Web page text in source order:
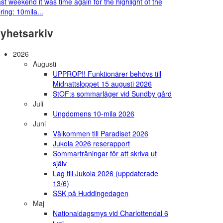
10mila...
2026
Augusti
UPPROP!! Funktionärer behövs till
Midnattsloppet 15 augusti 2026
StOF:s sommarläger vid Sundby gård
Juli
Ungdomens 10-mila 2026
Juni
Välkommen till Paradiset 2026
Jukola 2026 reserapport
Sommarträningar för att skriva ut
själv
Lag till Jukola 2026 (uppdaterade
13/6)
SSK på Huddingedagen
Maj
Nationaldagsmys vid Charlottendal 6